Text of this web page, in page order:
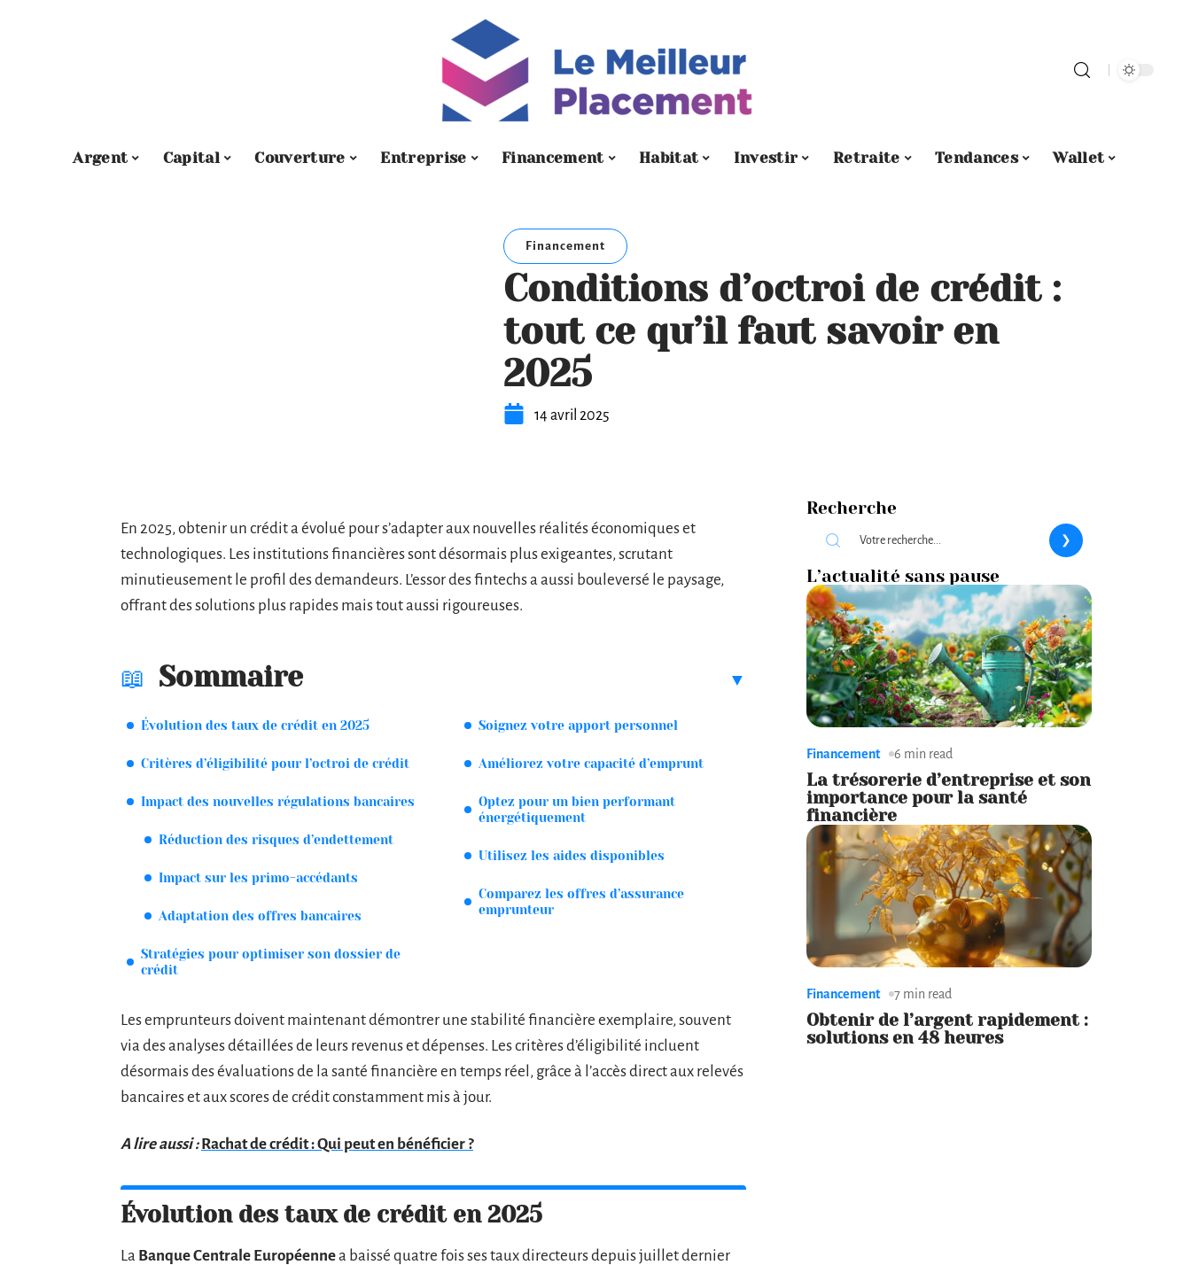
Argent Capital Couverture Entreprise Financement Habitat Investir Retraite Tendances Wallet
Financement
Conditions d’octroi de crédit :
tout ce qu’il faut savoir en
2025
14 avril 2025
En 2025, obtenir un crédit a évolué pour s’adapter aux nouvelles réalités économiques et
technologiques. Les institutions financières sont désormais plus exigeantes, scrutant
minutieusement le profil des demandeurs. L’essor des fintechs a aussi bouleversé le paysage,
offrant des solutions plus rapides mais tout aussi rigoureuses.
Sommaire
Évolution des taux de crédit en 2025
Critères d’éligibilité pour l’octroi de crédit
Impact des nouvelles régulations bancaires
Réduction des risques d’endettement
Impact sur les primo-accédants
Adaptation des offres bancaires
Stratégies pour optimiser son dossier de
crédit
Soignez votre apport personnel
Améliorez votre capacité d’emprunt
Optez pour un bien performant
énergétiquement
Utilisez les aides disponibles
Comparez les offres d’assurance
emprunteur
Les emprunteurs doivent maintenant démontrer une stabilité financière exemplaire, souvent
via des analyses détaillées de leurs revenus et dépenses. Les critères d’éligibilité incluent
désormais des évaluations de la santé financière en temps réel, grâce à l’accès direct aux relevés
bancaires et aux scores de crédit constamment mis à jour.
A lire aussi : Rachat de crédit : Qui peut en bénéficier ?
Évolution des taux de crédit en 2025
La Banque Centrale Européennea baissé quatre fois ses taux directeurs depuis juillet dernier
Recherche
L’actualité sans pause
Financement 6 min read
La trésorerie d’entreprise et son
importance pour la santé
financière
Financement 7 min read
Obtenir de l’argent rapidement :
solutions en 48 heures